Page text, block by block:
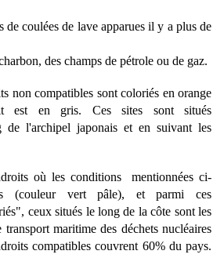
de coulées de lave apparues il y a plus de
des champs de pétrole ou de gaz.
non compatibles sont coloriés en orange
est en gris. Ces sites sont situés
de l'archipel japonais et en suivant les
où les conditions mentionnées ci-
(couleur vert pâle), et parmi ces
ceux situés le long de la côte sont les
maritime des déchets nucléaires
compatibles couvrent 60% du pays.